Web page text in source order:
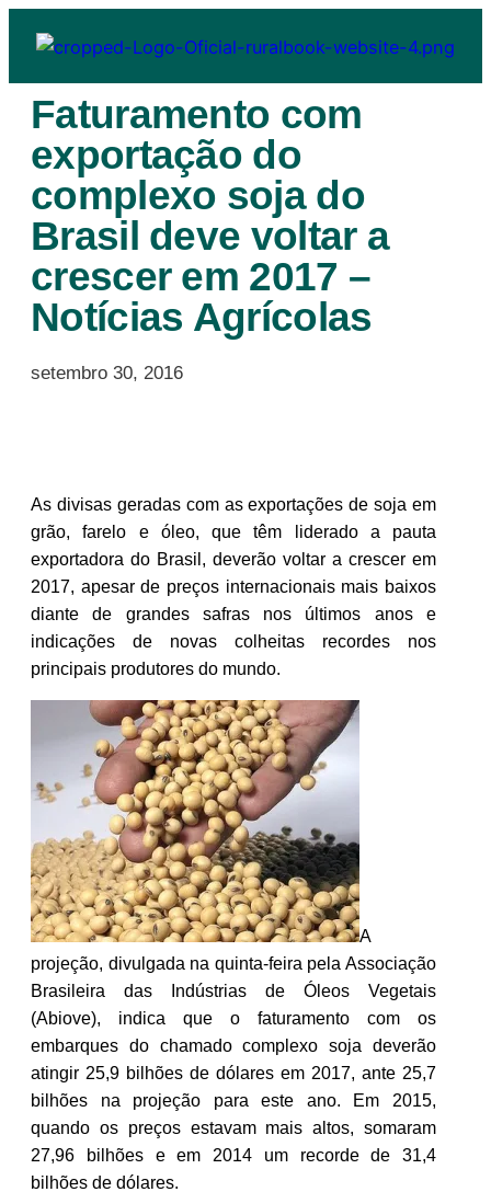
Faturamento com
exportação do
complexo soja do
Brasil deve voltar a
crescer em 2017 –
Notícias Agrícolas
setembro 30, 2016
As divisas geradas com as exportações de soja em
grão, farelo e óleo, que têm liderado a pauta
exportadora do Brasil, deverão voltar a crescer em
2017, apesar de preços internacionais mais baixos
diante de grandes safras nos últimos anos e
indicações de novas colheitas recordes nos
principais produtores do mundo.
A
projeção, divulgada na quinta-feira pela Associação
Brasileira das Indústrias de Óleos Vegetais
(Abiove), indica que o faturamento com os
embarques do chamado complexo soja deverão
atingir 25,9 bilhões de dólares em 2017, ante 25,7
bilhões na projeção para este ano. Em 2015,
quando os preços estavam mais altos, somaram
27,96 bilhões e em 2014 um recorde de 31,4
bilhões de dólares.